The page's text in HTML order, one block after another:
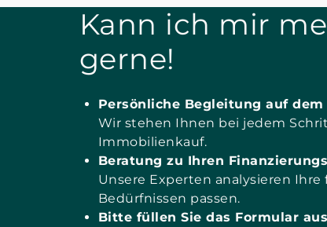
Kann ich mir
gerne!
Persönliche Begleitung auf
Wir stehen Ihnen bei jedem
Immobilienkauf.
Beratung zu Ihren
Unsere Experten analysieren
Bedürfnissen passen.
Bitte füllen Sie das Formular